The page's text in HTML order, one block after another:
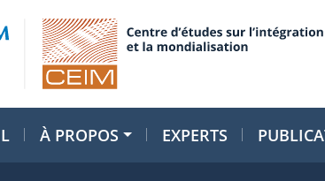
À PROPOS EXPERTS